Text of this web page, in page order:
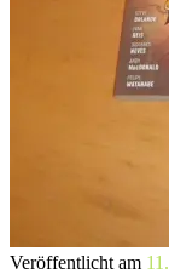
Veröffentlicht am